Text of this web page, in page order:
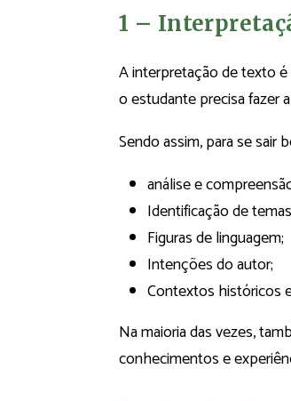
1 –
A interpretação de texto
o estudante precisa fazer
Sendo assim, para se sair
análise e
Identificação de
Figuras de linguagem;
Intenções do autor;
Contextos históricos
Na maioria das vezes,
conhecimentos e